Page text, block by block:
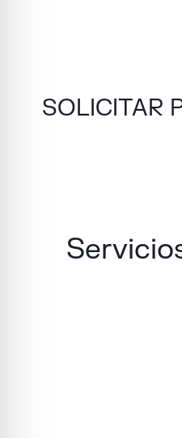
SOLICITAR